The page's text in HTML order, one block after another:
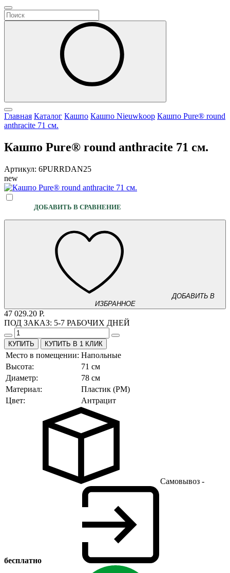
Главная Каталог Кашпо Кашпо Nieuwkoop Кашпо Pure® round
anthracite 71 см.
Кашпо Pure® round anthracite 71 см.
Артикул: 6PURRDAN25
new
ДОБАВИТЬ В СРАВНЕНИЕ
ДОБАВИТЬ В
ИЗБРАННОЕ
47 029.20 Р.
ПОД ЗАКАЗ: 5-7 РАБОЧИХ ДНЕЙ
КУПИТЬ В 1 КЛИК
Место в помещении: Напольные
Высота:
71 см
Диаметр:
78 см
Материал:
Пластик (PM)
Цвет:
Антрацит
Самовывоз -
бесплатно